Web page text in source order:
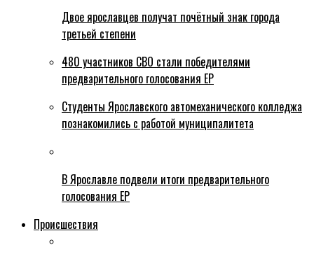
Двое ярославцев получат почётный знак города
третьей степени
480 участников СВО стали победителями
предварительного голосования ЕР
Студенты Ярославского автомеханического колледжа
познакомились с работой муниципалитета
В Ярославле подвели итоги предварительного
голосования ЕР
Происшествия